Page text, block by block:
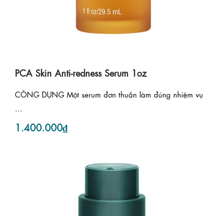
PCA Skin Anti-redness Serum 1oz
CÔNG DỤNG Một serum đơn thuần làm đúng nhiệm vụ
1.400.000₫